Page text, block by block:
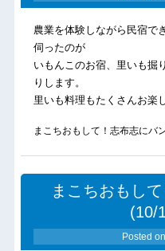
農業を体験しながら民宿で
伺ったのが
いもんこのお宿、里いも掘
りします。
里いも料理もたくさんお楽
まこちおもして！志布志にバ
まこちおもし
(10/
Posted on